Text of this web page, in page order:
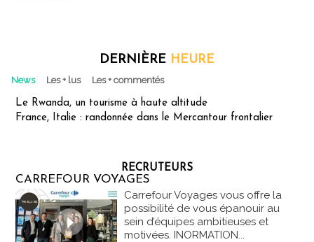
DERNIÈRE HEURE
News Les + lus Les + commentés
Le Rwanda, un tourisme à haute altitude
France, Italie : randonnée dans le Mercantour frontalier
RECRUTEURS
CARREFOUR VOYAGES
Carrefour Voyages vous offre la
possibilité de vous épanouir au
sein d’équipes ambitieuses et
motivées. INORMATION...